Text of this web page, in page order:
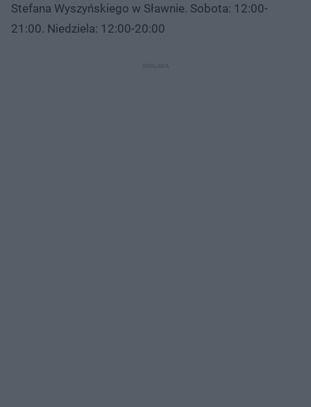
Stefana Wyszyńskiego w Sławnie. Sobota: 12:00-
21:00. Niedziela: 12:00-20:00